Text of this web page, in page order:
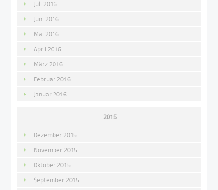
Juli 2016
Juni 2016
Mai 2016
April 2016
März 2016
Februar 2016
Januar 2016
2015
Dezember 2015
November 2015
Oktober 2015
September 2015